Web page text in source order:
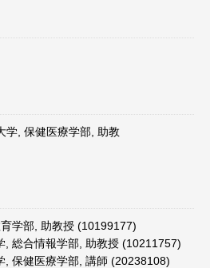
学, 保健医療学部, 助教
学部, 助教授 (10199177)
, 総合情報学部, 助教授 (10211757)
, 保健医療学部, 講師 (20238108)